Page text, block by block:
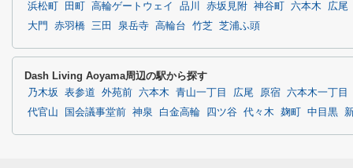
浜松町 田町 高輪ゲートウェイ 品川 赤坂見附 神谷町 六本木
広尾
大門
赤羽橋 三田 泉岳寺 高輪台 竹芝 芝浦ふ頭
Dash Living Aoyama周辺の駅から探す
乃木坂 表参道 外苑前 六本木 青山一丁目 広尾 原宿 六本木一丁目
代官山
国会議事堂前 神泉 白金高輪 四ツ谷 代々木 麹町 中目黒